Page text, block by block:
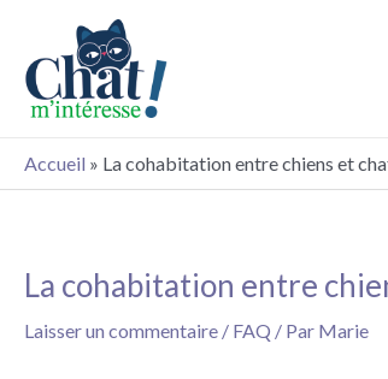
contenu
Accueil » La cohabitation entre chiens et
La cohabitation entre
Laisser un commentaire / FAQ / Par Marie
Navigation
articles